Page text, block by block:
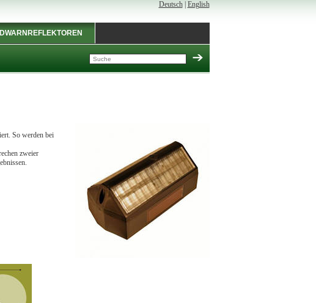
Deutsch| English
So werden bei
zweier